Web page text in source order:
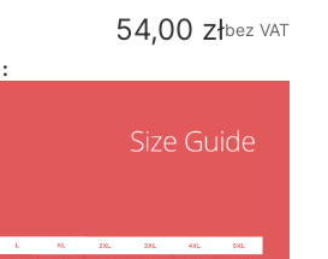
Cena
54,00 złbez VAT